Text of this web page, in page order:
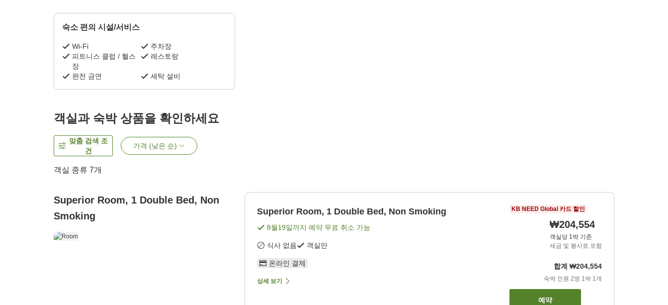
숙소 편의 시설/서비스
Wi-Fi
주차장
피트니스 클럽 / 헬스
장
레스토랑
완전 금연 세탁 설비
객실과 숙박 상품을 확인하세요
맞춤 검색 조
건
가격 (낮은 순)
객실 종류 7개
Superior Room, 1 Double Bed, Non
Smoking
Superior Room, 1 Double Bed, Non Smoking
8월19일까지 예약 무료 취소 가능
식사 없음 객실만
온라인 결제
상세 보기
KB NEED Global 카드 할인
₩204,554
객실당 1박 기준
세금 및 봉사료 포함
합계 ₩204,554
숙박 인원 2명 1박 1개
예약